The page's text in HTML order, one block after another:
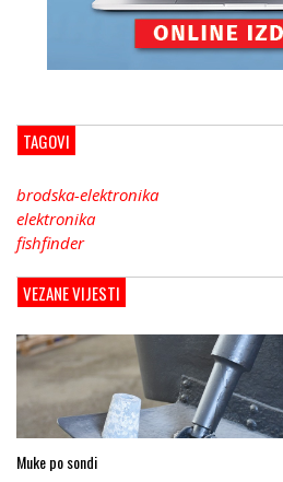
TAGOVI
brodska-elektronika
elektronika
fishfinder
VEZANE VIJESTI
Muke po sondi